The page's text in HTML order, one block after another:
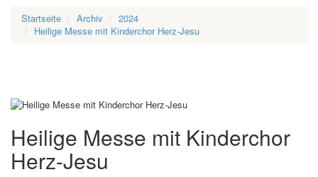
Startseite
Archiv
2024
Heilige Messe mit Kinderchor Herz-Jesu
Heilige Messe mit Kinderchor
Herz-Jesu